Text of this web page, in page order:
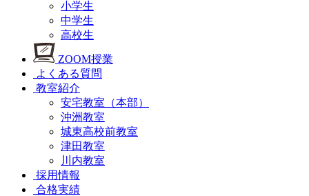
小学生
中学生
高校生
ZOOM授業
よくある質問
教室紹介
安宅教室（本部）
沖洲教室
城東高校前教室
津田教室
川内教室
採用情報
合格実績